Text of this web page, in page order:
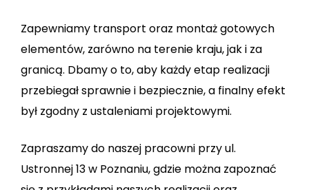
Zapewniamy transport oraz montaż gotowych
elementów, zarówno na terenie kraju, jak i za
granicą. Dbamy o to, aby każdy etap realizacji
przebiegał sprawnie i bezpiecznie, a finalny efekt
był zgodny z ustaleniami projektowymi.
Zapraszamy do naszej pracowni przy ul.
Ustronnej 13 w Poznaniu, gdzie można zapoznać